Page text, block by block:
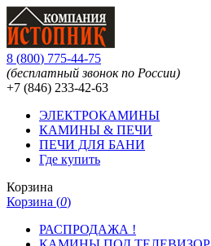
8 (800) 775-44-75
(бесплатный звонок по России)
+7 (846) 233-42-63
ЭЛЕКТРОКАМИНЫ
КАМИНЫ & ПЕЧИ
ПЕЧИ ДЛЯ БАНИ
Где купить
Корзина
Корзина (0)
РАСПРОДАЖА !